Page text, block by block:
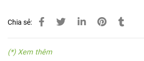
Chia sẻ:
(*) Xem thêm